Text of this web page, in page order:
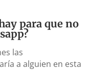
para que no
las
a alguien en esta